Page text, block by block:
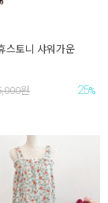
스토니 샤워가운
원 25%